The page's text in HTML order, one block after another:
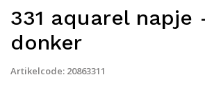
331 aquarel napje
donker
Artikelcode: 20863311